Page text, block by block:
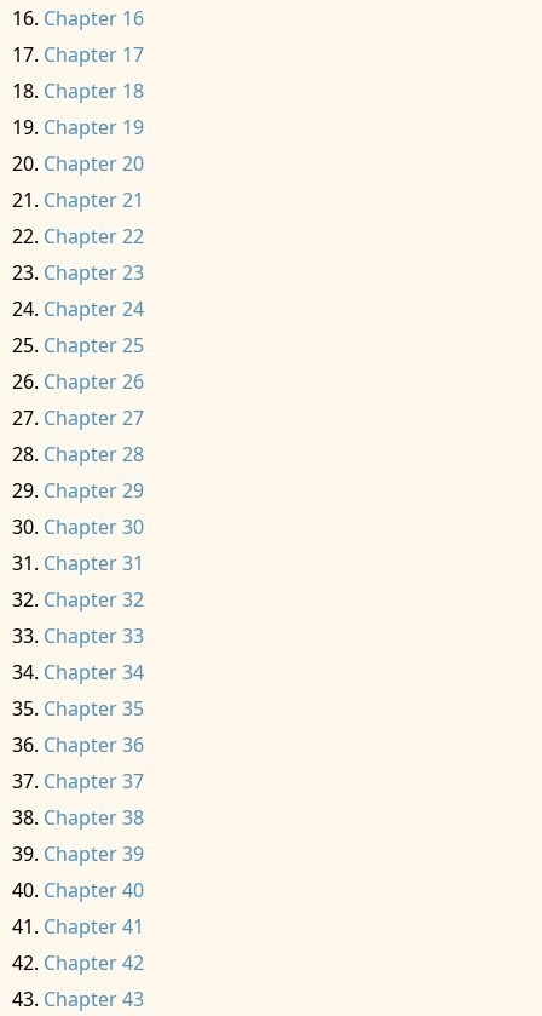
Chapter 16
Chapter 17
Chapter 18
Chapter 19
Chapter 20
Chapter 21
Chapter 22
Chapter 23
Chapter 24
Chapter 25
Chapter 26
Chapter 27
Chapter 28
Chapter 29
Chapter 30
Chapter 31
Chapter 32
Chapter 33
Chapter 34
Chapter 35
Chapter 36
Chapter 37
Chapter 38
Chapter 39
Chapter 40
Chapter 41
Chapter 42
Chapter 43